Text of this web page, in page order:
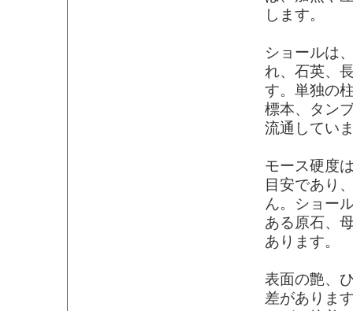
します。
ショールは
れ、石英、
す。単独の
標本、タン
流通してい
モース硬度
目安であり
ん。ショー
ある原石、
あります。
表面の艶、
差がありま